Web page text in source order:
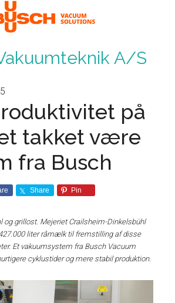
A/S
på
takket være
fra Busch
Share Pin
og grillost. Mejeriet Crailsheim-Dinkelsbühl
liter råmælk til fremstilling af disse
Et vakuumsystem fra Busch Vacuum
cyklustider og mere stabil produktion.